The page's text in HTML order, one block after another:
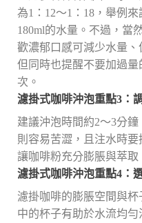
為1：12～1：18，舉例
180ml的水量。不過，當
歡濃郁口感可減少水量、
但同時也提醒不要加過
次。
濾掛式咖啡沖泡重點3：
建議沖泡時間約2～3分
則容易苦澀，且注水時
讓咖啡粉充分膨脹與萃取
濾掛式咖啡沖泡重點4：
濾掛咖啡的膨脹空間與
中的杯子有助於水流均